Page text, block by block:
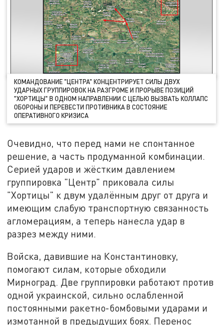
КОМАНДОВАНИЕ "ЦЕНТРА" КОНЦЕНТРИРУЕТ СИЛЫ ДВУХ
УДАРНЫХ ГРУППИРОВОК НА РАЗГРОМЕ И ПРОРЫВЕ ПОЗИЦИЙ
"ХОРТИЦЫ" В ОДНОМ НАПРАВЛЕНИИ С ЦЕЛЬЮ ВЫЗВАТЬ КОЛЛАПС
ОБОРОНЫ И ПЕРЕВЕСТИ ПРОТИВНИКА В СОСТОЯНИЕ
ОПЕРАТИВНОГО КРИЗИСА
Очевидно, что перед нами не спонтанное
решение, а часть продуманной комбинации.
Серией ударов и жёстким давлением
группировка "Центр" приковала силы
"Хортицы" к двум удалённым друг от друга и
имеющим слабую транспортную связанность
агломерациям, а теперь нанесла удар в
разрез между ними.
Войска, давившие на Константиновку,
помогают силам, которые обходили
Мирноград. Две группировки работают против
одной украинской, сильно ослабленной
постоянными ракетно-бомбовыми ударами и
измотанной в предыдущих боях. Перенос